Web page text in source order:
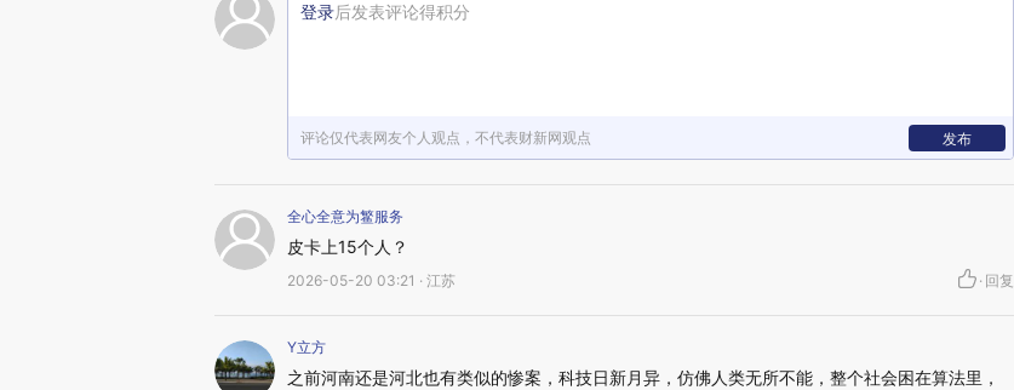
登录后发表评论得积分
评论仅代表网友个人观点，不代表财新网观点 发布
全心全意为鳘服务
皮卡上15个人？
2026-05-20 03:21 · 江苏 · 回复
Y立方
之前河南还是河北也有类似的惨案，科技日新月异，仿佛人类无所不能，整个社会困在算法里，